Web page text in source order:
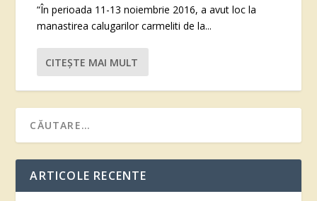
“În perioada 11-13 noiembrie 2016, a avut loc la
manastirea calugarilor carmeliti de la...
CITEŞTE MAI MULT
ARTICOLE RECENTE